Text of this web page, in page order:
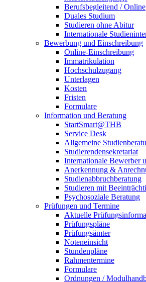
Berufsbegleitend / Online
Duales Studium
Studieren ohne Abitur
Internationale
Bewerbung und Einschreibung
Online-Einschreibung
Immatrikulation
Hochschulzugang
Unterlagen
Kosten
Fristen
Formulare
Information und Beratung
StartSmart@THB
Service Desk
Allgemeine
Studierendensekretariat
Internationale Bewerber
Anerkennung &
Studienabbruchberatung
Studieren mit
Psychosoziale Beratung
Prüfungen und Termine
Aktuelle
Prüfungspläne
Prüfungsämter
Noteneinsicht
Stundenpläne
Rahmentermine
Formulare
Ordnungen /